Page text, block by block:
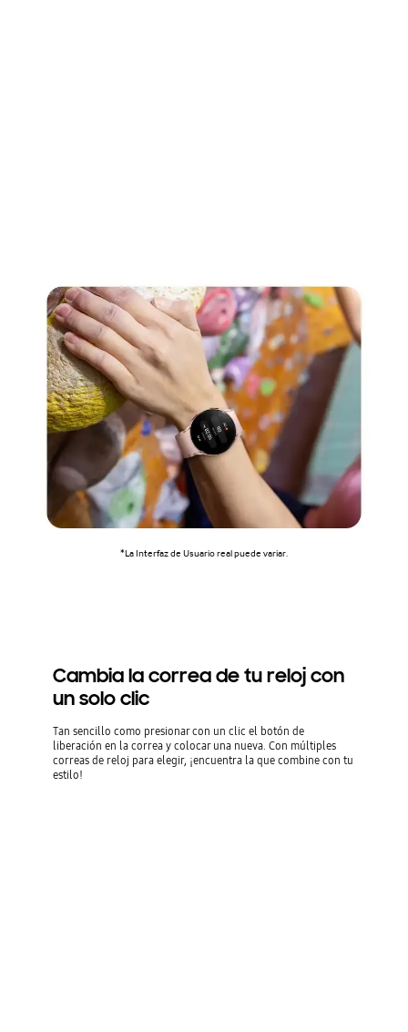
*La Interfaz de Usuario real puede variar.
Cambia la correa de tu reloj con
un solo clic
Tan sencillo como presionar con un clic el botón de
liberación en la correa y colocar una nueva. Con múltiples
correas de reloj para elegir, ¡encuentra la que combine con tu
estilo!